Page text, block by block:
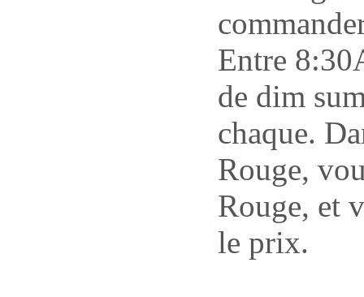
Entre
de dim
chaque.
Rouge,
Rouge, et
le prix.